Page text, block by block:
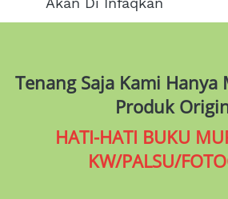
Akan Di Infaqkan
Tenang Saja Kami
Produk
HATI-HATI BUKU
KW/PALSU/